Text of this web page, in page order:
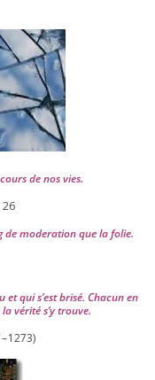
de nos vies.
26
de mode­ra­tion que la folie.
qui s’est bri­sé. Chacun en
véri­té s’y trouve.
–1273)